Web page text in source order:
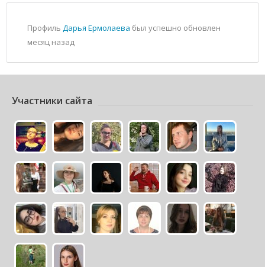
Профиль Дарья Ермолаева был успешно обновлен
месяц назад
Участники сайта